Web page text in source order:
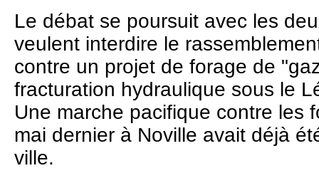
Le débat se poursuit avec les
veulent interdire le
contre un projet de forage de
fracturation hydraulique sous le
Une marche pacifique contre les
mai dernier à Noville avait déjà
ville.